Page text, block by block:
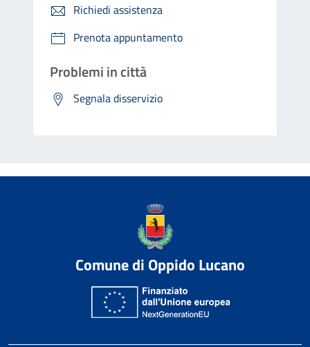
Richiedi assistenza
Prenota appuntamento
Problemi in città
Segnala disservizio
Comune di Oppido Lucano